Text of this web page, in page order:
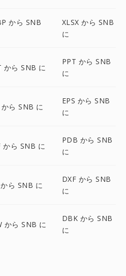
から SNB
XLSX から SNB
に
から SNB に
PPT から SNB
に
から SNB に
EPS から SNB
に
から SNB に
PDB から SNB
に
から SNB に
DXF から SNB
に
から SNB に
DBK から SNB
に